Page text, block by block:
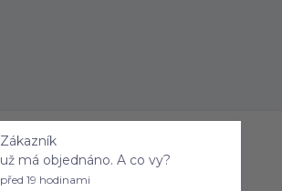
Nastavení Souhlasím
Zákazník
už má objednáno. A co vy?
před 19 hodinami